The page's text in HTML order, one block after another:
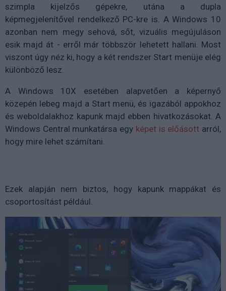
szimpla kijelzős gépekre, utána a dupla
képmegjelenítővel rendelkező PC-kre is. A Windows 10
azonban nem megy sehová, sőt, vizuális megújuláson
esik majd át - erről már többször lehetett hallani. Most
viszont úgy néz ki, hogy a két rendszer Start menüje elég
különböző lesz.
A Windows 10X esetében alapvetően a képernyő
közepén lebeg majd a Start menü, és igazából appokhoz
és weboldalakhoz kapunk majd ebben hivatkozásokat. A
Windows Central munkatársa egy képet is előásott arról,
hogy mire lehet számítani.
Ezek alapján nem biztos, hogy kapunk mappákat és
csoportosítást például.